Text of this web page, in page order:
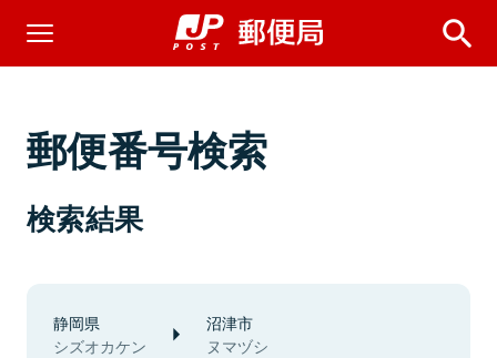
郵便番号検索
検索結果
静岡県
シズオカケン
沼津市
ヌマヅシ